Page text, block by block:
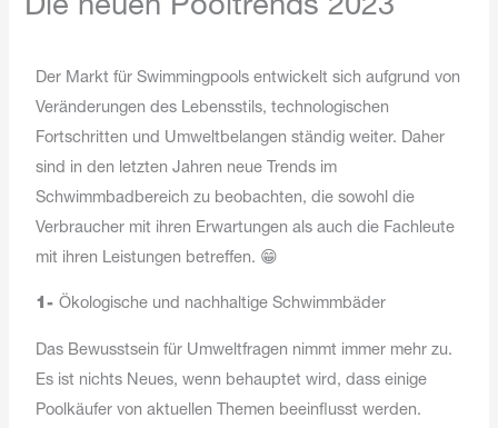
Die neuen Pooltrends 2023
Der Markt für Swimmingpools entwickelt sich aufgrund von
Veränderungen des Lebensstils, technologischen
Fortschritten und Umweltbelangen ständig weiter. Daher
sind in den letzten Jahren neue Trends im
Schwimmbadbereich zu beobachten, die sowohl die
Verbraucher mit ihren Erwartungen als auch die Fachleute
mit ihren Leistungen betreffen. 😁
1-Ökologische und nachhaltige Schwimmbäder
Das Bewusstsein für Umweltfragen nimmt immer mehr zu.
Es ist nichts Neues, wenn behauptet wird, dass einige
Poolkäufer von aktuellen Themen beeinflusst werden.